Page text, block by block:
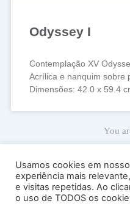
Odyssey I
Contemplação XV
Acrílica e nanquim sobre
Dimensões: 42.0 x 59.4
You
Ricardo
Atelier Sede: Av. Antártica,
Usamos cookies em
experiência mais
e visitas repetidas. Ao
o uso de TODOS os